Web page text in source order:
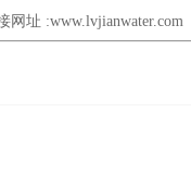
网址 :www.lvjianwater.com